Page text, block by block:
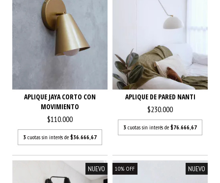
APLIQUE JAYA CORTO CON
MOVIMIENTO
$110.000
3 cuotas sin interés de $36.666,67
APLIQUE DE PARED NANTI
$230.000
3 cuotas sin interés de $76.666,67
NUEVO 10% OFF NUEVO